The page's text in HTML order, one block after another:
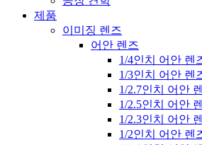
제품
이미징 렌즈
어안 렌즈
1/4인치 어안 렌
1/3인치 어안 렌
1/2.7인치 어안
1/2.5인치 어안
1/2.3인치 어안
1/2인치 어안 렌